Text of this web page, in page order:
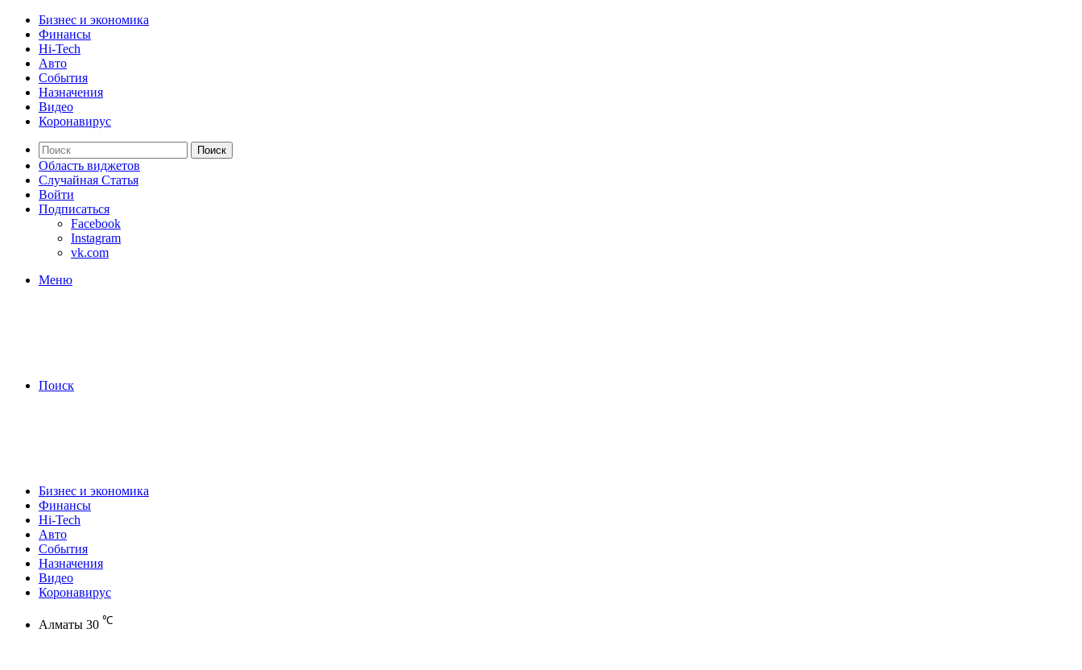
Бизнес и экономика
Финансы
Hi-Tech
Авто
События
Назначения
Видео
Коронавирус
Поиск
Область виджетов
Случайная Статья
Войти
Подписаться
Facebook
Instagram
vk.com
Меню
Поиск
Бизнес и экономика
Финансы
Hi-Tech
Авто
События
Назначения
Видео
Коронавирус
Алматы 30 ℃